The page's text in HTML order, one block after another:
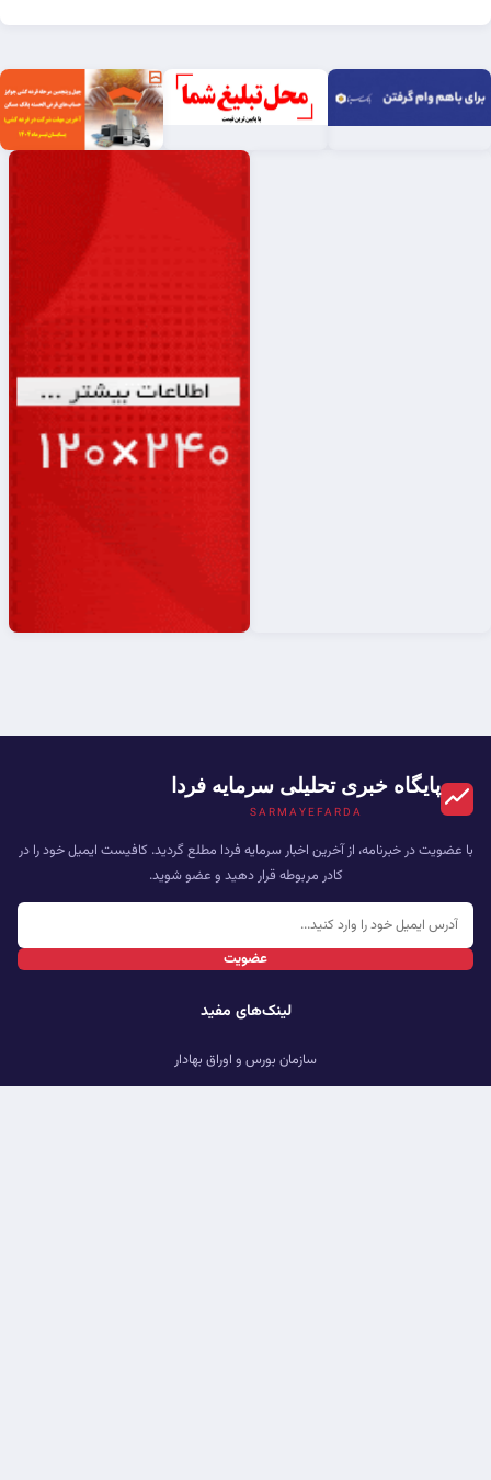
پایگاه خبری تحلیلی سرمایه فردا
SARMAYEFARDA
با عضویت در خبرنامه، از آخرین اخبار سرمایه فردا مطلع گردید. کافیست ایمیل خود را در
کادر مربوطه قرار دهید و عضو شوید.
عضویت
لینک‌های مفید
سازمان بورس و اوراق بهادار